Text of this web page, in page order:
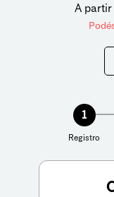
A
1
Registro